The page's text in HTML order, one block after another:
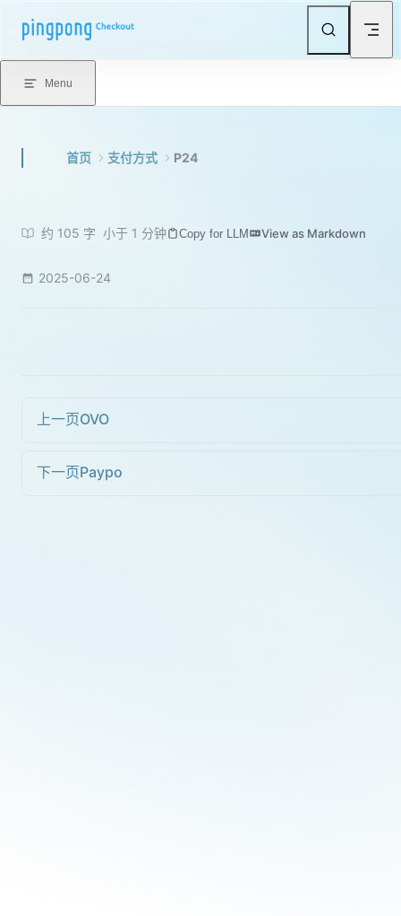
Skip to content
Menu
首页 支付方式 P24
约 105 字 小于 1 分钟 Copy for LLM View as Markdown
2025-06-24
上一页OVO
下一页Paypo